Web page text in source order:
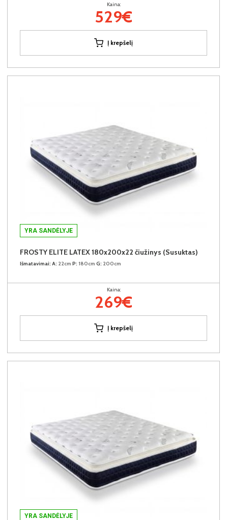
Kaina:
529€
Į krepšelį
YRA SANDĖLYJE
FROSTY ELITE LATEX 180x200x22 čiužinys (Susuktas)
Išmatavimai: A: 22cm P: 180cm G: 200cm
Kaina:
269€
Į krepšelį
YRA SANDĖLYJE